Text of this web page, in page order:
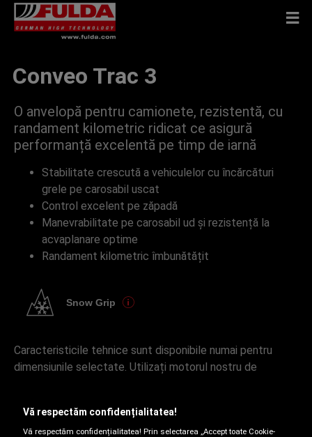
Conveo Trac 3
O anvelopă pentru camionete, rezistentă, cu
randament kilometric ridicat ce asigură
performanță excelentă pe timp de iarnă
Stabilitate crescută a vehiculelor cu încărcături
grele pe carosabil uscat
Control excelent pe zăpadă
Manevrabilitate pe carosabil ud și rezistență la
acvaplanare optime
Randament kilometric îmbunătățit
Snow Grip
Caracteristicile tehnice sunt disponibile numai pentru
dimensiunile selectate. Utilizați motorul nostru de
Vă respectăm confidențialitatea!
Vă respectăm confidențialitatea! Prin selectarea ,,Accept toate Cookie-